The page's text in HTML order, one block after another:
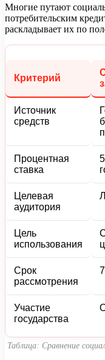
Многие путают
потребительским
раскладывает их по
Критерий
Источник
средств
Процентная
ставка
Целевая
аудитория
Цель
использования
Срок
рассмотрения
Участие
государства
Таблица: Сравнение